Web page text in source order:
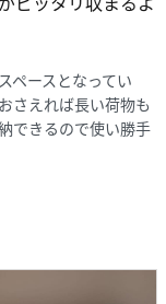
ペースとなってい
さえれば長い荷物も
できるので使い勝手